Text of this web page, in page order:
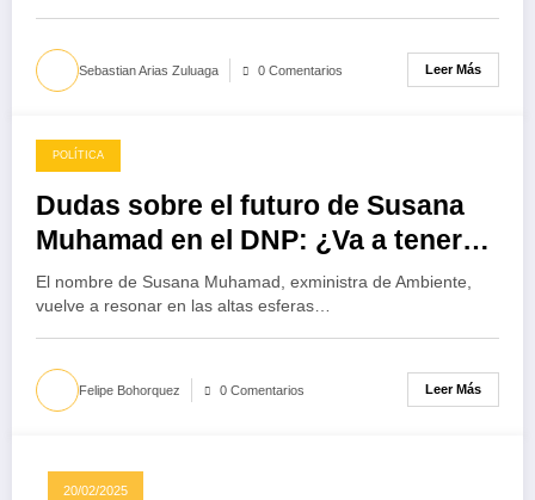
Sebastian Arias Zuluaga 0 Comentarios Leer Más
24/02/2025
POLÍTICA
Dudas sobre el futuro de Susana
Muhamad en el DNP: ¿Va a tener
que llorar nuevamente?
El nombre de Susana Muhamad, exministra de Ambiente,
vuelve a resonar en las altas esferas…
Felipe Bohorquez 0 Comentarios Leer Más
20/02/2025